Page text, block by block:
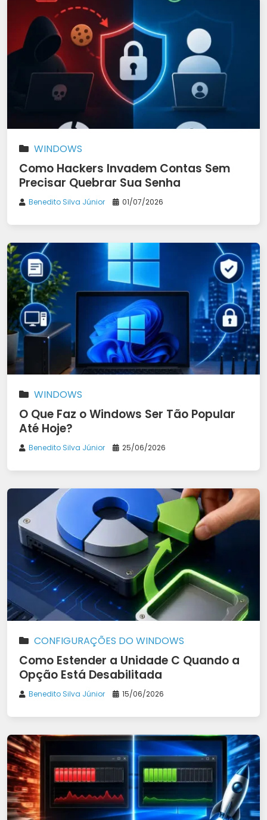
WINDOWS
Como Hackers Invadem Contas Sem
Precisar Quebrar Sua Senha
Benedito Silva Júnior 01/07/2026
WINDOWS
O Que Faz o Windows Ser Tão Popular
Até Hoje?
Benedito Silva Júnior 25/06/2026
CONFIGURAÇÕES DO WINDOWS
Como Estender a Unidade C Quando a
Opção Está Desabilitada
Benedito Silva Júnior 15/06/2026